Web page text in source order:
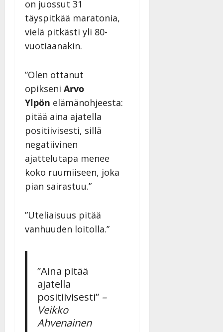
on juossut 31
täyspitkää maratonia,
vielä pitkästi yli 80-
vuotiaanakin.
”Olen ottanut
opikseni Arvo
Ylpön elämänohjeesta:
pitää aina ajatella
positiivisesti, sillä
negatiivinen
ajattelutapa menee
koko ruumiiseen, joka
pian sairastuu.”
”Uteliaisuus pitää
vanhuuden loitolla.”
”Aina pitää
ajatella
positiivisesti” –
Veikko
Ahvenainen